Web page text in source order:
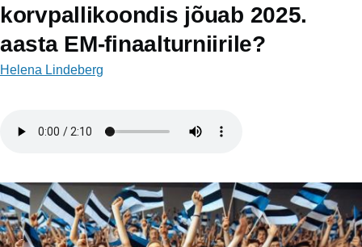
korvpallikoondis jõuab 2025.
aasta EM-finaalturniirile?
Helena Lindeberg